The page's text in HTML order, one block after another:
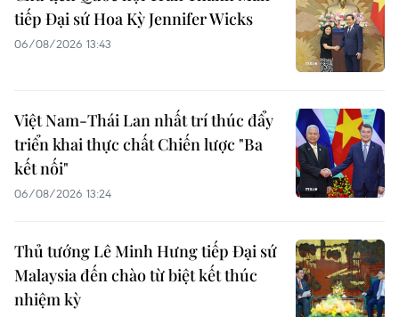
tiếp Đại sứ Hoa Kỳ Jennifer Wicks
06/08/2026 13:43
Việt Nam-Thái Lan nhất trí thúc đẩy
triển khai thực chất Chiến lược "Ba
kết nối"
06/08/2026 13:24
Thủ tướng Lê Minh Hưng tiếp Đại sứ
Malaysia đến chào từ biệt kết thúc
nhiệm kỳ